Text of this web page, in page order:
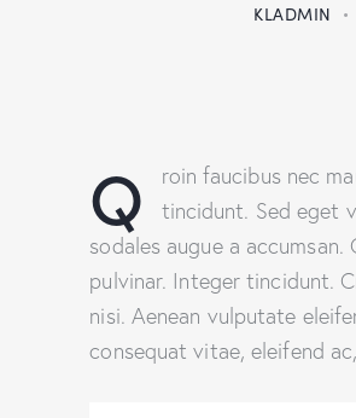
KLADMIN
Q
roin faucibus nec
tincidunt. Sed eget
sodales augue a
pulvinar. Integer tincidunt.
nisi. Aenean vulputate
consequat vitae, eleifend